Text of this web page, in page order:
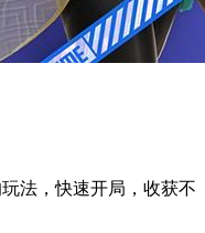
法，快速开局，收获不